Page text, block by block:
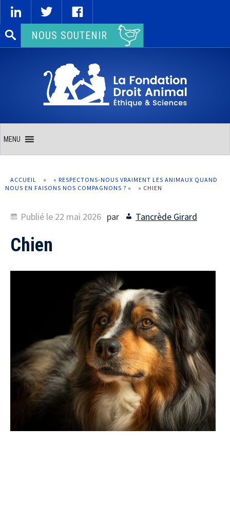
Rechercher :NOUS SOUTENIR
MENU
ACCUEIL »
« RESPECTONS-NOUS VRAIMENT LES ANIMAUX QUAND
NOUS EN FAISONS NOS COMPAGNONS ? »
» CHIEN
Publié le 22 mai 2026 par Tancrède Girard
Chien